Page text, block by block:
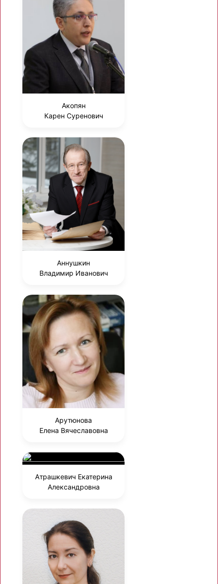
Акопян
Карен Суренович
Аннушкин
Владимир Иванович
Арутюнова
Елена Вячеславовна
Атрашкевич Екатерина
Александровна